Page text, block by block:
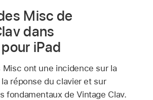
Misc de
dans
iPad
Misc ont une incidence sur la
réponse du clavier et sur
fondamentaux de Vintage Clav.